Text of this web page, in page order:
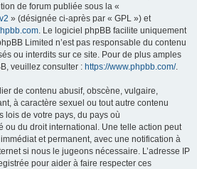
de forum publiée sous la «
» (désignée ci-après par « GPL ») et
. Le logiciel phpBB facilite uniquement
Limited n’est pas responsable du contenu
ou interdits sur ce site. Pour de plus amples
veuillez consulter : https://www.phpbb.com/.
de contenu abusif, obscène, vulgaire,
à caractère sexuel ou tout autre contenu
lois de votre pays, du pays où
ou du droit international. Une telle action peut
et permanent, avec une notification à
si nous le jugeons nécessaire. L’adresse IP
pour aider à faire respecter ces